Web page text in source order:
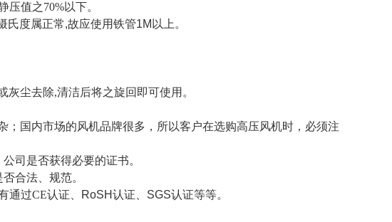
压值之70%以下。
氏度属正常,故应使用铁管1M 以上。
尘去除,清洁后将之旋回即可使用。
国内市场的风机品牌很多，所以客户在选购高压风机时，必须注
司是否获得必要的证书。
合法、规范。
通过CE认证、 RoSH认证、 SGS认证等等。